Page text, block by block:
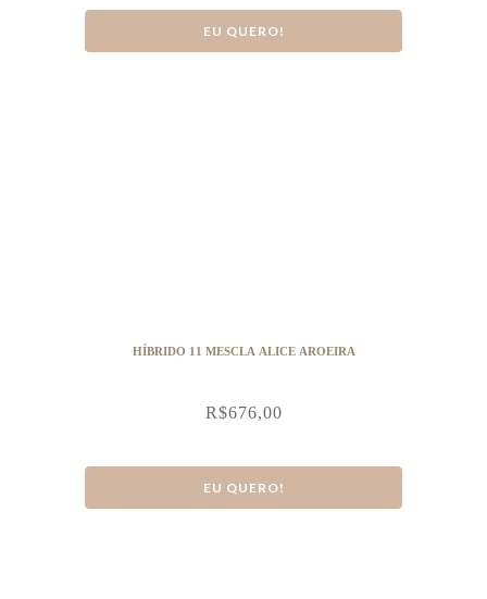
EU QUERO!
HÍBRIDO 11 MESCLA ALICE AROEIRA
R$676,00
EU QUERO!